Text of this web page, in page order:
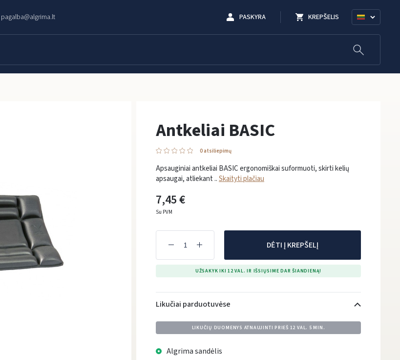
pagalba@algrima.lt PASKYRA KREPŠELIS
Antkeliai BASIC
0 atsiliepimų
Apsauginiai antkeliai BASIC ergonomiškai suformuoti, skirti kelių
apsaugai, atliekant ..Skaityti plačiau
7,45 €
Su PVM
DĖTI Į KREPŠELĮ
UŽSAKYK IKI 12 VAL. IR IŠSIŲSIME DAR ŠIANDIENĄ!
Likučiai parduotuvėse
LIKUČIŲ DUOMENYS ATNAUJINTI PRIEŠ 12 VAL. 5 MIN.
Algrima sandėlis